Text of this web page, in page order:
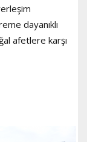
dayanıklı
afetlere karşı